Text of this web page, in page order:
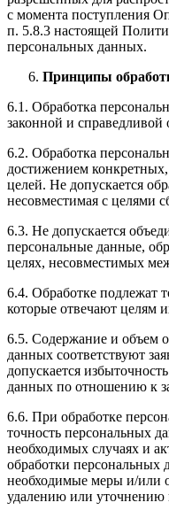
с момента поступления
п. 5.8.3 настоящей
персональных данных.
Принципы
6.1. Обработка
законной и справедливой
6.2. Обработка
достижением
целей. Не допускается
несовместимая с целями
6.3. Не допускается
персональные данные,
целях, несовместимых
6.4. Обработке подлежат
которые отвечают целям
6.5. Содержание и объем
данных соответствуют
допускается
данных по отношению к
6.6. При обработке
точность персональных
необходимых случаях и
обработки
необходимые меры и/или
удалению или